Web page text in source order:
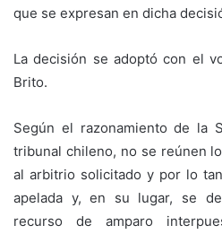
que se expresan en dicha
La decisión se adoptó con el
Brito.
Según el razonamiento de la
tribunal chileno, no se reúnen
al arbitrio solicitado y por lo
apelada y, en su lugar, se
recurso de amparo